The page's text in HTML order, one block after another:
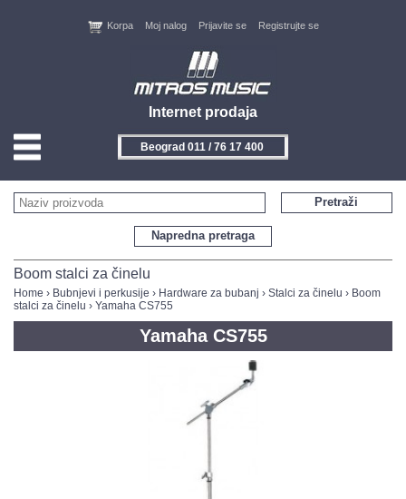
Internet prodaja
Korpa Moj nalog Prijavite se Registrujte se
Beograd 011 / 76 17 400
HOME
KONTAKT
NOVITETI
FEEDBACK
Napredna pretraga
Pretraži
Boom stalci za činelu
Home › Bubnjevi i perkusije › Hardware za bubanj › Stalci za činelu › Boom
stalci za činelu › Yamaha CS755
Yamaha CS755